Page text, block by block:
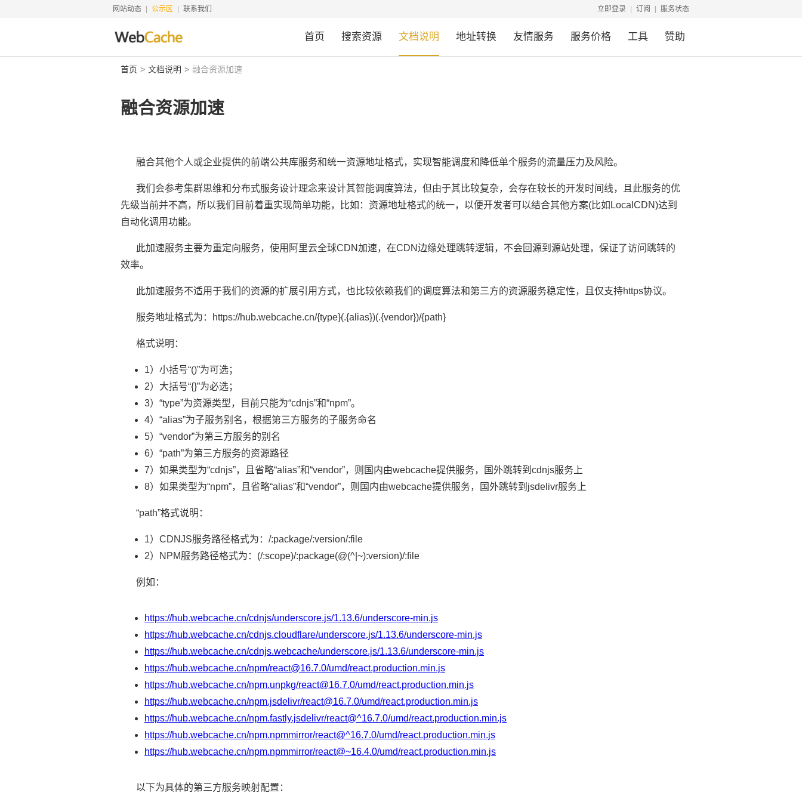
网站动态 公示区 联系我们 立即登录 订阅 服务状态
首页 搜索资源 文档说明 地址转换 友情服务 服务价格 工具 赞助
首页 文档说明 融合资源加速
融合资源加速
融合其他个人或企业提供的前端公共库服务和统一资源地址格式，实现智能调度和降低单个服务的流量压力及风险。
我们会参考集群思维和分布式服务设计理念来设计其智能调度算法，但由于其比较复杂，会存在较长的开发时间线，且此服务的优
先级当前并不高，所以我们目前着重实现简单功能，比如：资源地址格式的统一，以便开发者可以结合其他方案(比如LocalCDN)达到
自动化调用功能。
此加速服务主要为重定向服务，使用阿里云全球CDN加速，在CDN边缘处理跳转逻辑，不会回源到源站处理，保证了访问跳转的
效率。
此加速服务不适用于我们的资源的扩展引用方式，也比较依赖我们的调度算法和第三方的资源服务稳定性，且仅支持https协议。
服务地址格式为：https://hub.webcache.cn/{type}(.{alias})(.{vendor})/{path}
格式说明：
1）小括号“()”为可选；
2）大括号“{}”为必选；
3）“type”为资源类型，目前只能为“cdnjs”和“npm”。
4）“alias”为子服务别名，根据第三方服务的子服务命名
5）“vendor”为第三方服务的别名
6）“path”为第三方服务的资源路径
7）如果类型为“cdnjs”，且省略“alias”和“vendor”，则国内由webcache提供服务，国外跳转到cdnjs服务上
8）如果类型为“npm”，且省略“alias”和“vendor”，则国内由webcache提供服务，国外跳转到jsdelivr服务上
“path”格式说明：
1）CDNJS服务路径格式为：/:package/:version/:file
2）NPM服务路径格式为：(/:scope)/:package(@(^|~):version)/:file
例如：
https://hub.webcache.cn/cdnjs/underscore.js/1.13.6/underscore-min.js
https://hub.webcache.cn/cdnjs.cloudflare/underscore.js/1.13.6/underscore-min.js
https://hub.webcache.cn/cdnjs.webcache/underscore.js/1.13.6/underscore-min.js
https://hub.webcache.cn/npm/react@16.7.0/umd/react.production.min.js
https://hub.webcache.cn/npm.unpkg/react@16.7.0/umd/react.production.min.js
https://hub.webcache.cn/npm.jsdelivr/react@16.7.0/umd/react.production.min.js
https://hub.webcache.cn/npm.fastly.jsdelivr/react@^16.7.0/umd/react.production.min.js
https://hub.webcache.cn/npm.npmmirror/react@^16.7.0/umd/react.production.min.js
https://hub.webcache.cn/npm.npmmirror/react@~16.4.0/umd/react.production.min.js
以下为具体的第三方服务映射配置：